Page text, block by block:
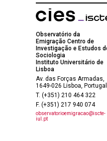
Observatório da
Emigração Centro de
Investigação e Estudos
Sociologia
Instituto Universitário de
Lisboa
Av. das Forças Armadas,
1649-026 Lisboa, Portugal
T. (+351) 210 464 322
F. (+351) 217 940 074
observatorioemigracao@iscte-
iul.pt